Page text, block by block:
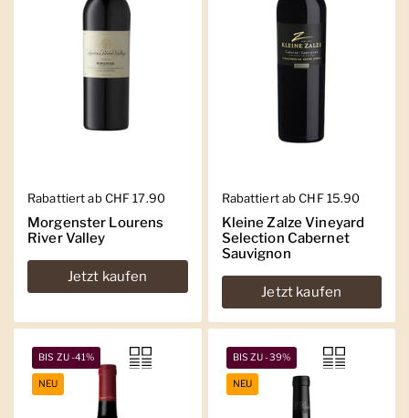
Regulärer Preis
Rabattiert ab CHF 17.90
Morgenster Lourens
River Valley
Jetzt kaufen
Regulärer Preis
Rabattiert ab CHF 15.90
Kleine Zalze Vineyard
Selection Cabernet
Sauvignon
Jetzt kaufen
BIS ZU -41%
NEU
BIS ZU -39%
NEU